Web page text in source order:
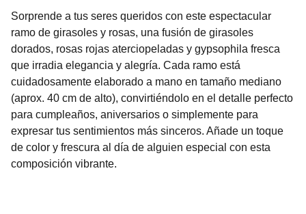
Sorprende a tus seres queridos con este espectacular
ramo de girasoles y rosas, una fusión de girasoles
dorados, rosas rojas aterciopeladas y gypsophila fresca
que irradia elegancia y alegría. Cada ramo está
cuidadosamente elaborado a mano en tamaño mediano
(aprox. 40 cm de alto), convirtiéndolo en el detalle perfecto
para cumpleaños, aniversarios o simplemente para
expresar tus sentimientos más sinceros. Añade un toque
de color y frescura al día de alguien especial con esta
composición vibrante.